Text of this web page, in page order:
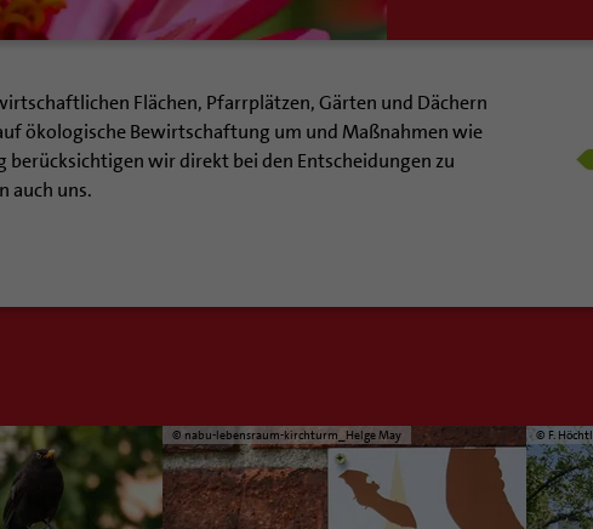
Flächen, Pfarrplätzen, Gärten und Dächern
ökologische Bewirtschaftung um und Maßnahmen wie
wir direkt bei den Entscheidungen zu
auch uns.
© nabu-lebensraum-kirchturm_Helge May © F. Höchtl